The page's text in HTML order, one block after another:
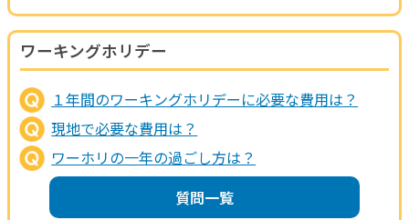
ワーキングホリデー
１年間のワーキングホリデーに必要な費用は？
現地で必要な費用は？
ワーホリの一年の過ごし方は？
質問一覧